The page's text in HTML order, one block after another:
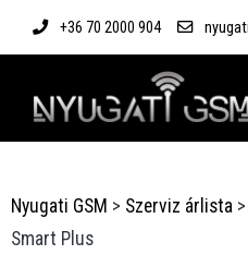
+36 70 2000 904
Nyugati GSM > Szerviz árlista >
Smart Plus